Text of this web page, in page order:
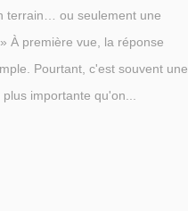
terrain… ou seulement une
À première vue, la réponse
Pourtant, c'est souvent une
importante qu'on...